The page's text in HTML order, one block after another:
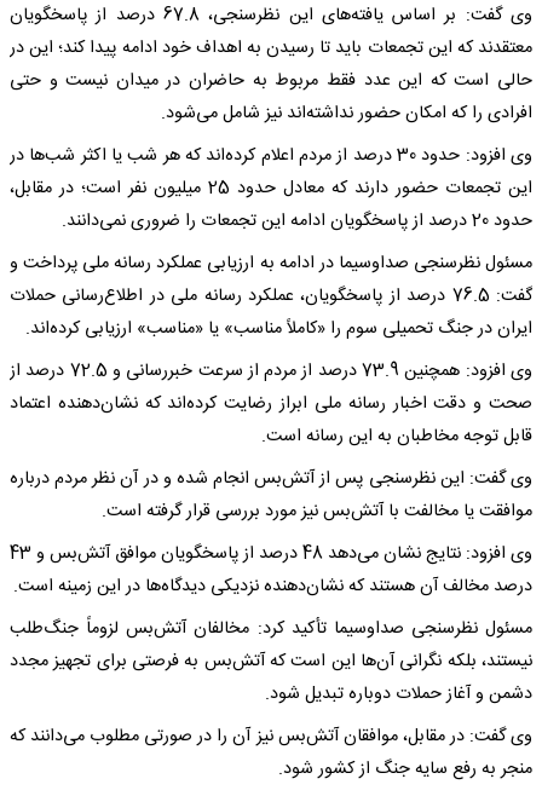
وی گفت: بر اساس یافته‌های این نظرسنجی، 67.8 درصد از پاسخگویان
معتقدند که این تجمعات باید تا رسیدن به اهداف خود ادامه پیدا کند؛ این در
حالی است که این عدد فقط مربوط به حاضران در میدان نیست و حتی
افرادی را که امکان حضور نداشته‌اند نیز شامل می‌شود.
وی افزود: حدود 30 درصد از مردم اعلام کرده‌اند که هر شب یا اکثر شب‌ها در
این تجمعات حضور دارند که معادل حدود 25 میلیون نفر است؛ در مقابل،
حدود 20 درصد از پاسخگویان ادامه این تجمعات را ضروری نمی‌دانند.
مسئول نظرسنجی صداوسیما در ادامه به ارزیابی عملکرد رسانه ملی پرداخت و
گفت: 76.5 درصد از پاسخگویان، عملکرد رسانه ملی در اطلاع‌رسانی حملات
ایران در جنگ تحمیلی سوم را «کاملاً مناسب» یا «مناسب» ارزیابی کرده‌اند.
وی افزود: همچنین 73.9 درصد از مردم از سرعت خبررسانی و 72.5 درصد از
صحت و دقت اخبار رسانه ملی ابراز رضایت کرده‌اند که نشان‌دهنده اعتماد
قابل توجه مخاطبان به این رسانه است.
وی گفت: این نظرسنجی پس از آتش‌بس انجام شده و در آن نظر مردم درباره
موافقت یا مخالفت با آتش‌بس نیز مورد بررسی قرار گرفته است.
وی افزود: نتایج نشان می‌دهد 48 درصد از پاسخگویان موافق آتش‌بس و 43
درصد مخالف آن هستند که نشان‌دهنده نزدیکی دیدگاه‌ها در این زمینه است.
مسئول نظرسنجی صداوسیما تأکید کرد: مخالفان آتش‌بس لزوماً جنگ‌طلب
نیستند، بلکه نگرانی آن‌ها این است که آتش‌بس به فرصتی برای تجهیز مجدد
دشمن و آغاز حملات دوباره تبدیل شود.
وی گفت: در مقابل، موافقان آتش‌بس نیز آن را در صورتی مطلوب می‌دانند که
منجر به رفع سایه جنگ از کشور شود.